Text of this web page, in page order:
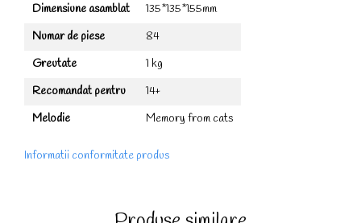
Dimensiune asamblat
135*135*155mm
Numar de piese
84
Greutate
1 kg
Recomandat pentru
14+
Melodie
Memory from cats
Informatii conformitate produs